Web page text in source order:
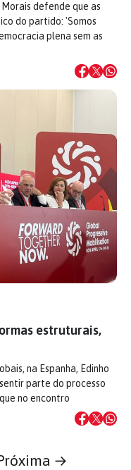
defende que as
do partido: 'Somos
plena sem as
estruturais,
na Espanha, Edinho
parte do processo
no encontro
→